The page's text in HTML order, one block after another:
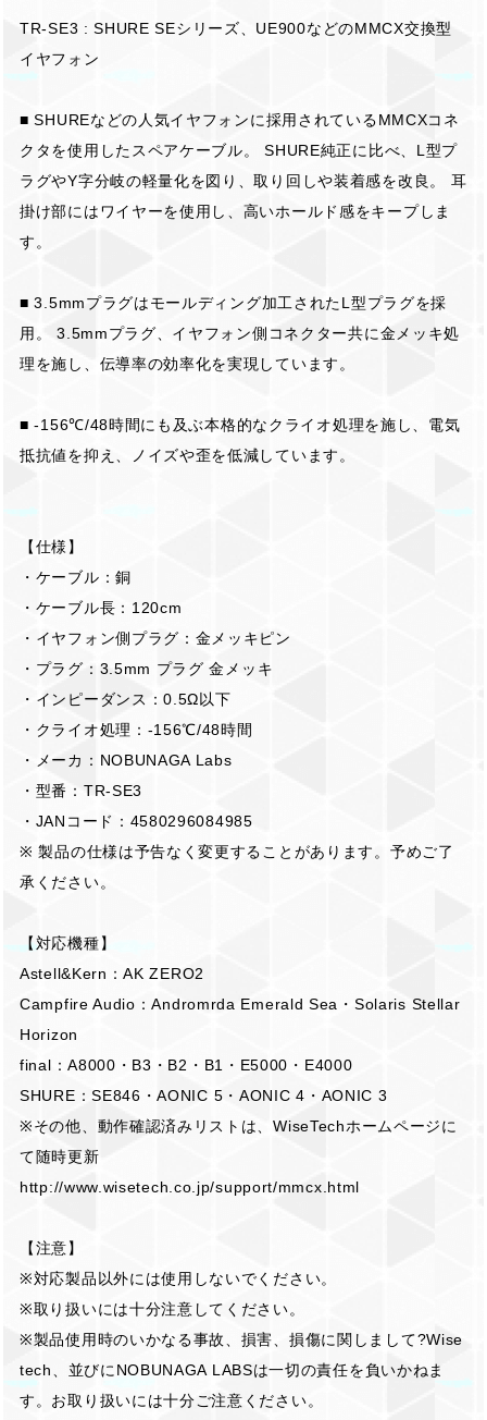
TR-SE3 : SHURE SEシリーズ、UE900などのMMCX交換型
イヤフォン
■ SHUREなどの人気イヤフォンに採用されているMMCXコネ
クタを使用したスペアケーブル。 SHURE純正に比べ、L型プ
ラグやY字分岐の軽量化を図り、取り回しや装着感を改良。 耳
掛け部にはワイヤーを使用し、高いホールド感をキープしま
す。
■ 3.5mmプラグはモールディング加工されたL型プラグを採
用。 3.5mmプラグ、イヤフォン側コネクター共に金メッキ処
理を施し、伝導率の効率化を実現しています。
■ -156℃/48時間にも及ぶ本格的なクライオ処理を施し、電気
抵抗値を抑え、ノイズや歪を低減しています。
【仕様】
・ケーブル：銅
・ケーブル長：120cm
・イヤフォン側プラグ：金メッキピン
・プラグ：3.5mm プラグ 金メッキ
・インピーダンス：0.5Ω以下
・クライオ処理：-156℃/48時間
・メーカ：NOBUNAGA Labs
・型番：TR-SE3
・JANコード：4580296084985
※ 製品の仕様は予告なく変更することがあります。予めご了
承ください。
【対応機種】
Astell&Kern：AK ZERO2
Campfire Audio：Andromrda Emerald Sea・Solaris Stellar
Horizon
final：A8000・B3・B2・B1・E5000・E4000
SHURE：SE846・AONIC 5・AONIC 4・AONIC 3
※その他、動作確認済みリストは、WiseTechホームページに
て随時更新
http://www.wisetech.co.jp/support/mmcx.html
【注意】
※対応製品以外には使用しないでください。
※取り扱いには十分注意してください。
※製品使用時のいかなる事故、損害、損傷に関しまして?Wise
tech、並びにNOBUNAGA LABSは一切の責任を負いかねま
す。お取り扱いには十分ご注意ください。